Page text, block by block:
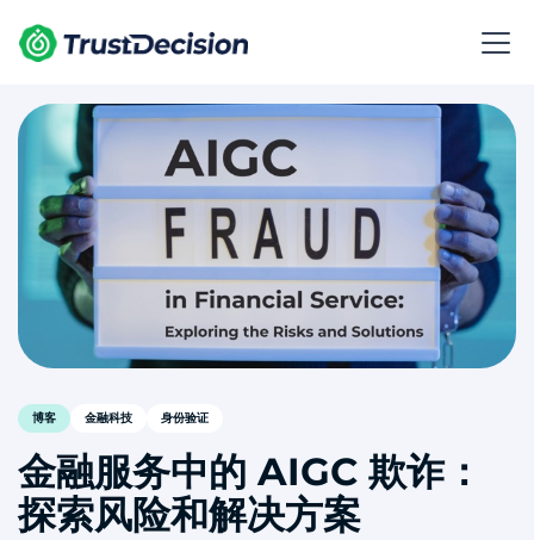
博客 金融科技 身份验证
金融服务中的 AIGC 欺诈：
探索风险和解决方案